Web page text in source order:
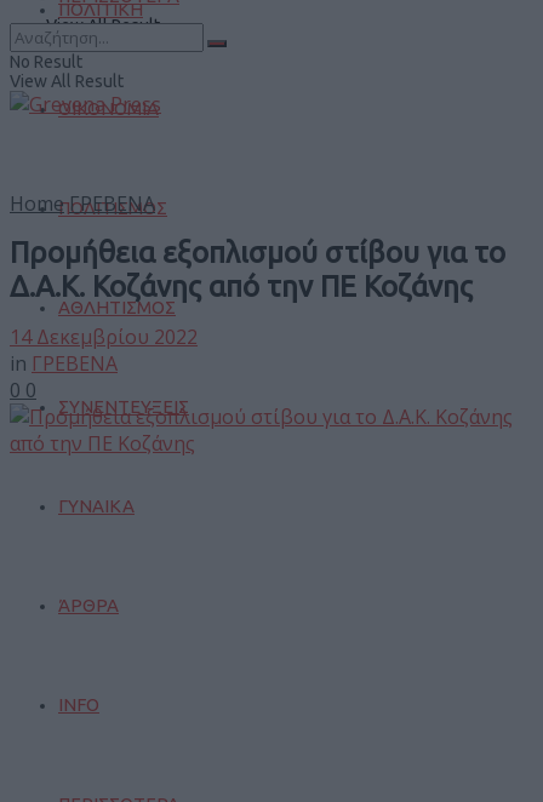
View All Result
ΠΟΛΙΤΙΚΗ
ΟΙΚΟΝΟΜΙΑ
ΠΟΛΙΤΙΣΜΟΣ
ΑΘΛΗΤΙΣΜΟΣ
ΣΥΝΕΝΤΕΥΞΕΙΣ
ΓΥΝΑΙΚΑ
ΆΡΘΡΑ
INFO
No Result
View All Result
Home ΓΡΕΒΕΝΑ
Προμήθεια εξοπλισμού στίβου για το
Δ.Α.Κ. Κοζάνης από την ΠΕ Κοζάνης
14 Δεκεμβρίου 2022
in ΓΡΕΒΕΝΑ
0 0